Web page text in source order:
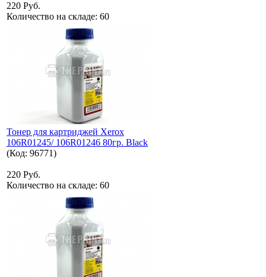
220 Руб.
Количество на складе: 60
Тонер для картриджей Xerox
106R01245/ 106R01246 80гр. Black
(Код: 96771)
220 Руб.
Количество на складе: 60